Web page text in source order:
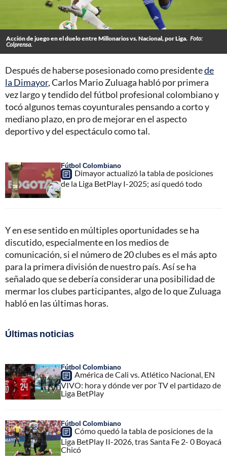
Acción de juego en el duelo entre Millonarios vs. Nacional, por Liga. Foto:
Colprensa.
Después de haberse posesionado como presidentede
la Dimayor, Carlos Mario Zuluaga habló por primera
vez largo y tendido del fútbol profesional colombiano y
tocó algunos temas coyunturales pensando a corto y
mediano plazo, en pro de mejorar en el aspecto
deportivo y del espectáculo como tal.
Fútbol Colombiano
Dimayor actualizó la tabla de posiciones
de la Liga BetPlay I-2025; así quedó todo
Y en ese sentido en múltiples oportunidades se ha
discutido, especialmente en los medios de
comunicación, si el número de 20 clubes es el más apto
para la primera división de nuestro país. Así se ha
señalado que se debería considerar una posibilidad de
mermar los clubes participantes, algo de lo que Zuluaga
habló en las últimas horas.
Últimas noticias
Fútbol Colombiano
América de Cali vs. Atlético Nacional, EN
VIVO: hora y dónde ver por TV el partidazo de
Liga BetPlay
Fútbol Colombiano
Cómo quedó la tabla de posiciones de la
Liga BetPlay II-2026, tras Santa Fe 2- 0 Boyacá
Chicó